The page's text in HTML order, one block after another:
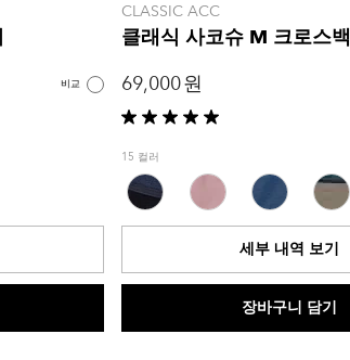
비교
CLASSIC ACC
클래식 사코슈 M 크로스백
69,000 원
별
5
중
5.0
개
니
개
15 컬러
세부 내역 보기
장바구니 담기